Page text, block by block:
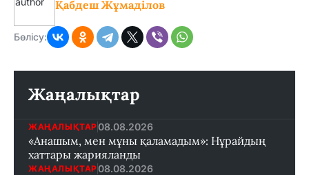
Қабдеш Жұмаділов
Бөлісу:
Жаңалықтар
ЖАҢАЛЫҚТАР 08.08.2026
«Анашым, мен мұны қаламадым»: Нұрайдың
хаттары жарияланды
ЖАҢАЛЫҚТАР 08.08.2026